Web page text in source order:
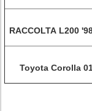
RACCOLTA L200
Toyota Corolla